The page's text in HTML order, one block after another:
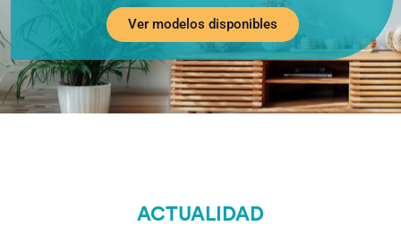
Ver modelos disponibles
ACTUALIDAD